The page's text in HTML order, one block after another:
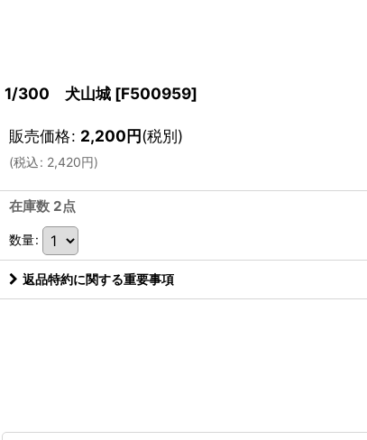
1/300 犬山城 [F500959]
販売価格: 2,200円(税別)
(税込: 2,420円)
在庫数 2点
数量:
返品特約に関する重要事項